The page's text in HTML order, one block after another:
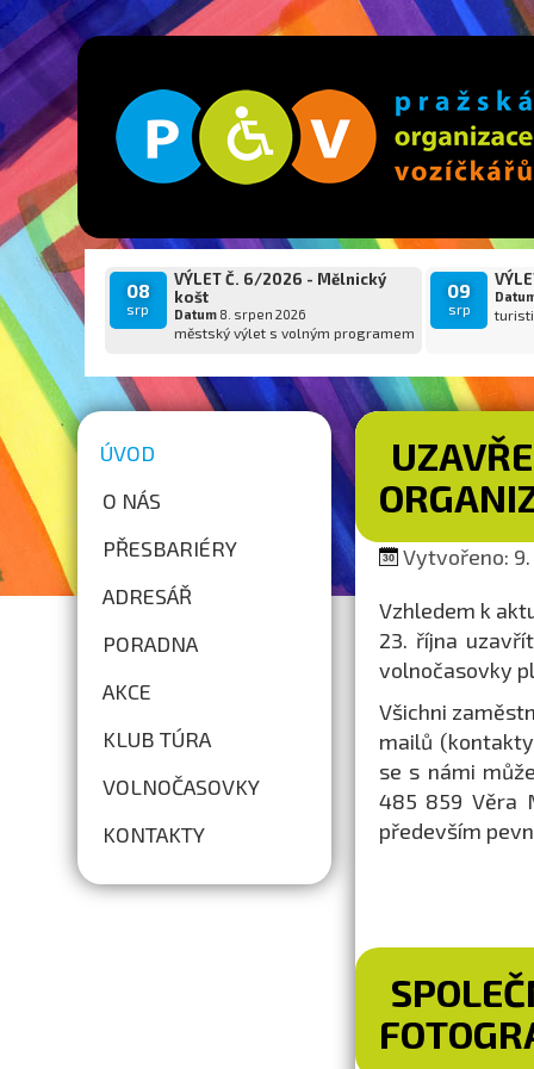
08
srp
VÝLET Č. 6/2026 - Mělnický
košt
Datum8. srpen 2026
městský výlet s volným programem
09
srp
ÚVOD
O NÁS
PŘESBARIÉRY
ADRESÁŘ
PORADNA
AKCE
KLUB TÚRA
VOLNOČASOVKY
KONTAKTY
Vytvořeno: 9.
Vzhledem k
23. října
volnočasovky
Všichni
mailů
se s námi
485 859 Věra
především